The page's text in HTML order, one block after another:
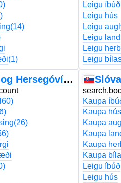
(14)
(1)
Bosnía og Hersegóvína
(26)
Leigu íbúð
Leigu hús
Leigu
Leigu land
Leigu
Leigu
Kaupa
Kaupa hús
Kaupa
Kaupa
Kaupa
Kaupa
Leigu íbúð
Leigu hús